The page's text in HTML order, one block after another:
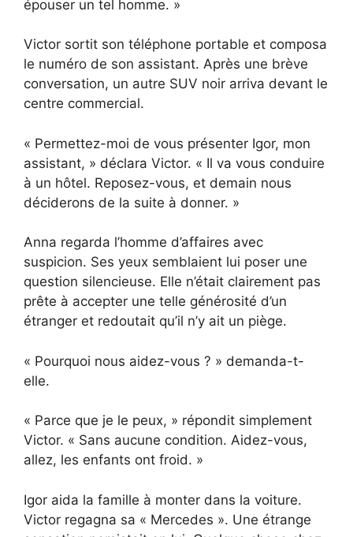
épouser un tel homme. »
Victor sortit son téléphone portable et composa
le numéro de son assistant. Après une brève
conversation, un autre SUV noir arriva devant le
centre commercial.
« Permettez-moi de vous présenter Igor, mon
assistant, » déclara Victor. « Il va vous conduire
à un hôtel. Reposez-vous, et demain nous
déciderons de la suite à donner. »
Anna regarda l’homme d’affaires avec
suspicion. Ses yeux semblaient lui poser une
question silencieuse. Elle n’était clairement pas
prête à accepter une telle générosité d’un
étranger et redoutait qu’il n’y ait un piège.
« Pourquoi nous aidez-vous ? » demanda-t-
elle.
« Parce que je le peux, » répondit simplement
Victor. « Sans aucune condition. Aidez-vous,
allez, les enfants ont froid. »
Igor aida la famille à monter dans la voiture.
Victor regagna sa « Mercedes ». Une étrange